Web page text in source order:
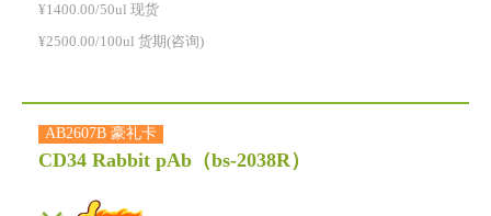
¥1400.00/50ul 现货
¥2500.00/100ul 货期(咨询)
AB2607B 豪礼卡
CD34 Rabbit pAb （bs-2038R）